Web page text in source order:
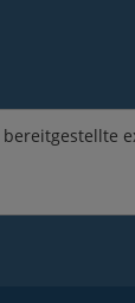
bereitgestellte